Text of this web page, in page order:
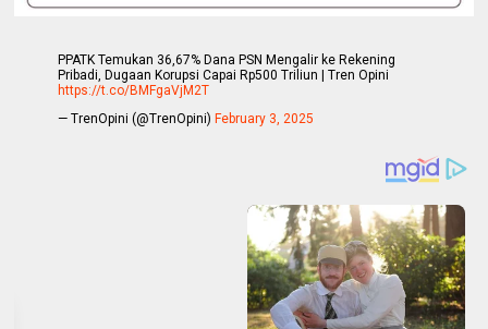
PPATK Temukan 36,67% Dana PSN Mengalir ke Rekening
Pribadi, Dugaan Korupsi Capai Rp500 Triliun | Tren Opini
https://t.co/BMFgaVjM2T
— TrenOpini (@TrenOpini) February 3, 2025